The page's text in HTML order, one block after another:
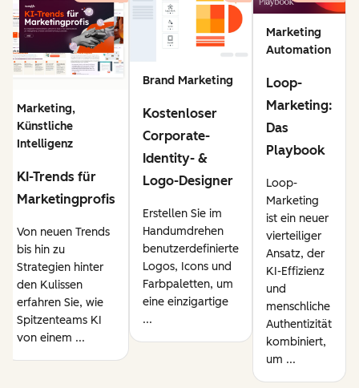
Marketing,
Künstliche
Intelligenz
KI-Trends für
Marketingprofis
Von neuen Trends
bis hin zu
Strategien hinter
den Kulissen
erfahren Sie, wie
Spitzenteams KI
von einem ...
Brand Marketing
Kostenloser
Corporate-
Identity- &
Logo-Designer
Erstellen Sie im
Handumdrehen
benutzerdefinierte
Logos, Icons und
Farbpaletten, um
eine einzigartige
...
Marketing
Automation
Loop-
Marketing:
Das
Playbook
Loop-
Marketing
ist ein neuer
vierteiliger
Ansatz, der
KI-Effizienz
und
menschliche
Authentizität
kombiniert,
um ...